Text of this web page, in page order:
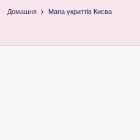
Домашня Мапа укриттів Києва